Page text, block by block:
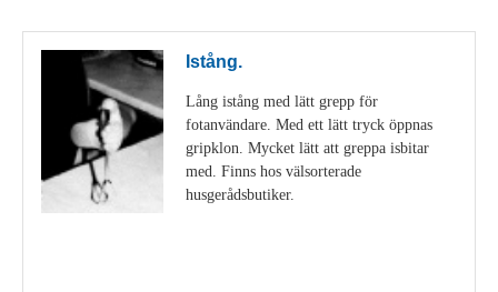
Istång.
Lång istång med lätt grepp för
fotanvändare. Med ett lätt tryck öppnas
gripklon. Mycket lätt att greppa isbitar
med. Finns hos välsorterade
husgerådsbutiker.